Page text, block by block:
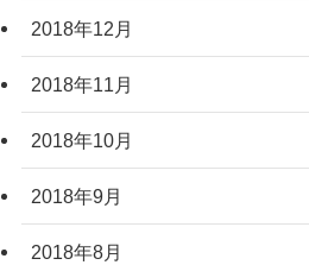
2018年12月
2018年11月
2018年10月
2018年9月
2018年8月